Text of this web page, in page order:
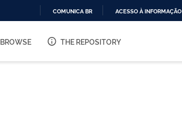
O
COMUNICA BR ACESSO À INFORMAÇÃO
BROWSE THE REPOSITORY